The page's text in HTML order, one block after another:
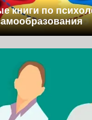
книги по